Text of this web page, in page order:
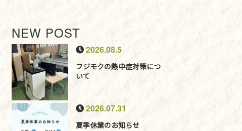
NEW POST
2026.08.5
フジモクの熱中症対策につ
いて
2026.07.31
夏季休業のお知らせ